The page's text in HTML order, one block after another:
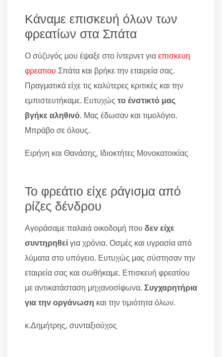
Κάναμε επισκευή όλων των
φρεατίων στα Σπάτα
Ο σύζυγός μου έψαξε στο ίντερνετ γιαεπισκευη
φρεατιου Σπάτα και βρήκε την εταιρεία σας.
Πραγματικά είχε τις καλύτερες κριτικές και την
εμπιστευτήκαμε. Ευτυχώς το ένστικτό μας
βγήκε αληθινό. Μας έδωσαν και τιμολόγιο.
Μπράβο σε όλους.
Ειρήνη και Θανάσης, Ιδιοκτήτες Μονοκατοικίας
Το φρεάτιο είχε ράγισμα από
ρίζες δένδρου
Αγοράσαμε παλαιά οικοδομή που δεν είχε
συντηρηθείγια χρόνια. Οσμές και υγρασία από
λύματα στο υπόγειο. Ευτυχώς μας σύστησαν την
εταιρεία σας και σωθήκαμε. Επισκευή φρεατίου
με αντικατάσταση μηχανοσίφωνα. Συγχαρητήρια
για την οργάνωση και την τιμιότητα όλων.
κ.Δημήτρης, συνταξιούχος